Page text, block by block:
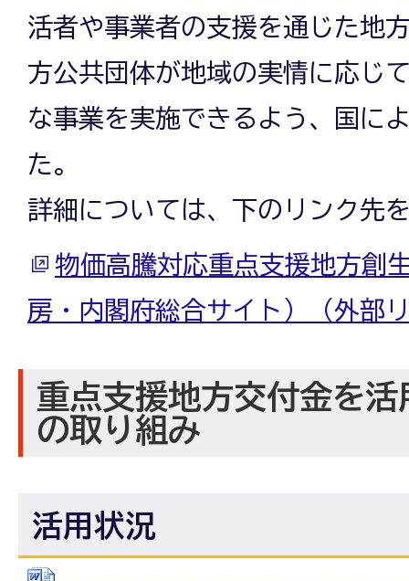
活者や事業者の支援を通じた地
方公共団体が地域の実情に応じ
な事業を実施できるよう、国に
た。
詳細については、下のリンク先
物価高騰対応重点支援地方創
房・内閣府総合サイト）（外部
重点支援地方交付金を
の取り組み
活用状況